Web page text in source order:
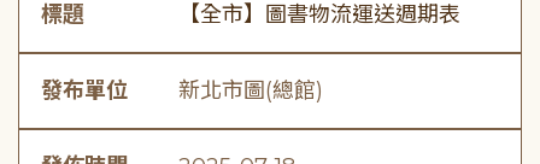
標題 【全市】圖書物流運送週期表
發布單位 新北市圖(總館)